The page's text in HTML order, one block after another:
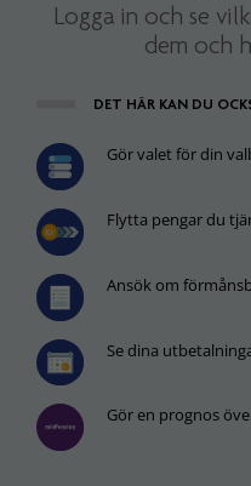
Logga in och se
dem och
DET HÄR KAN DU
Gör valet för din
Flytta pengar du
Ansök om
Se dina
Gör en prognos